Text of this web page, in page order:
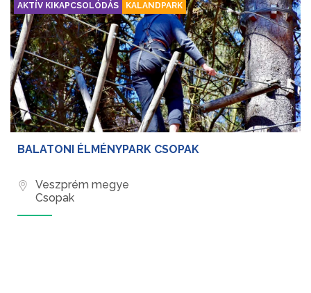
AKTÍV KIKAPCSOLÓDÁS KALANDPARK
BALATONI ÉLMÉNYPARK CSOPAK
Veszprém megye
Csopak